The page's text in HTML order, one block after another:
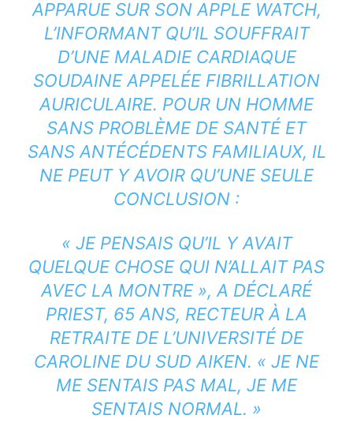
APPARUE SUR SON APPLE WATCH,
L’INFORMANT QU’IL SOUFFRAIT
D’UNE MALADIE CARDIAQUE
SOUDAINE APPELÉE FIBRILLATION
AURICULAIRE. POUR UN HOMME
SANS PROBLÈME DE SANTÉ ET
SANS ANTÉCÉDENTS FAMILIAUX, IL
NE PEUT Y AVOIR QU’UNE SEULE
CONCLUSION :
« JE PENSAIS QU’IL Y AVAIT
QUELQUE CHOSE QUI N’ALLAIT PAS
AVEC LA MONTRE », A DÉCLARÉ
PRIEST, 65 ANS, RECTEUR À LA
RETRAITE DE L’UNIVERSITÉ DE
CAROLINE DU SUD AIKEN. « JE NE
ME SENTAIS PAS MAL, JE ME
SENTAIS NORMAL. »